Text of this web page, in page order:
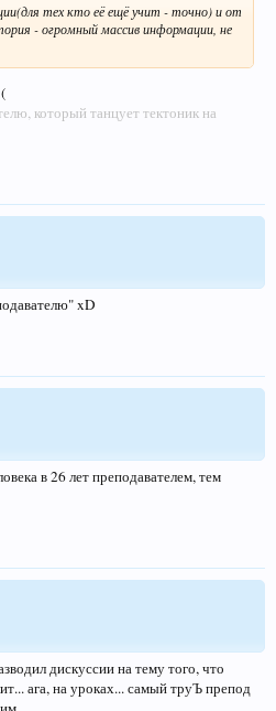
тех кто её ещё учит - точно) и от
- огромный массив информации, не
который танцует тектоник на
xD
в 26 лет преподавателем, тем
дискуссии на тему того, что
ага, на уроках... самый труЪ препод